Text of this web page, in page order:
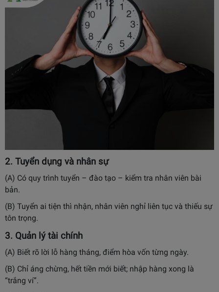
2. Tuyển dụng và nhân sự
(A) Có quy trình tuyển – đào tạo – kiểm tra nhân viên bài
bản.
(B) Tuyển ai tiện thì nhận, nhân viên nghỉ liên tục và thiếu sự
tôn trọng.
3. Quản lý tài chính
(A) Biết rõ lời lỗ hàng tháng, điểm hòa vốn từng ngày.
(B) Chỉ áng chừng, hết tiền mới biết; nhập hàng xong là
“trắng ví”.